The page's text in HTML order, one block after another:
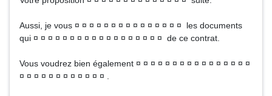
Aussi, je vous ¤ ¤ ¤ ¤ ¤ ¤ ¤ ¤ ¤ ¤ ¤ ¤ ¤ ¤ ¤ les documents
qui ¤ ¤ ¤ ¤ ¤ ¤ ¤ ¤ ¤ ¤ ¤ ¤ ¤ ¤ ¤ ¤ ¤ ¤ de ce contrat.
Vous voudrez bien également ¤ ¤ ¤ ¤ ¤ ¤ ¤ ¤ ¤ ¤ ¤ ¤ ¤ ¤ ¤ ¤
¤ ¤ ¤ ¤ ¤ ¤ ¤ ¤ ¤ ¤ ¤ ¤ .